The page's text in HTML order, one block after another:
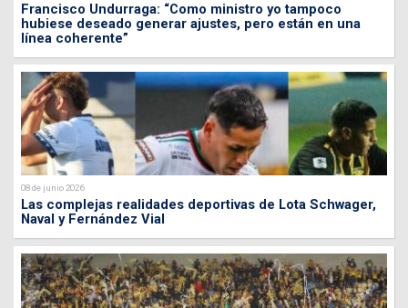
Francisco Undurraga: “Como ministro yo tampoco
hubiese deseado generar ajustes, pero están en una
línea coherente”
08 de junio 2026
Las complejas realidades deportivas de Lota Schwager,
Naval y Fernández Vial